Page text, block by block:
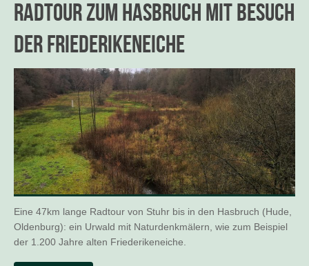
Radtour zum Hasbruch mit Besuch
der Friederikeneiche
Eine 47km lange Radtour von Stuhr bis in den Hasbruch (Hude,
Oldenburg): ein Urwald mit Naturdenkmälern, wie zum Beispiel
der 1.200 Jahre alten Friederikeneiche.